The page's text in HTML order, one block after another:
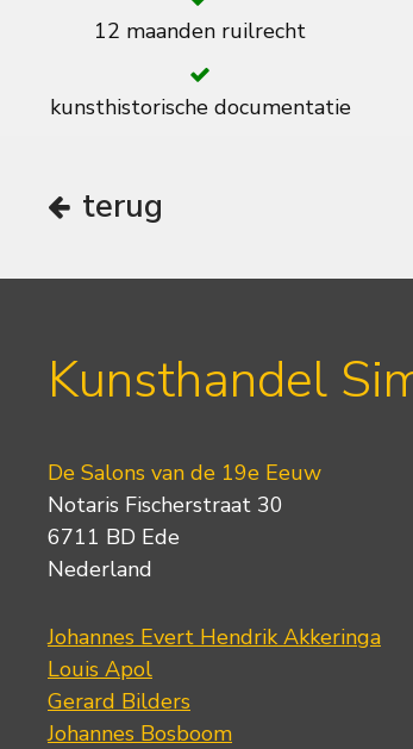
12 maanden ruilrecht
kunsthistorische documentatie
terug
Kunsthandel
De Salons van de 19e Eeuw
Notaris Fischerstraat 30
6711 BD Ede
Nederland
Johannes Evert Hendrik Akkeringa
Louis Apol
Gerard Bilders
Johannes Bosboom